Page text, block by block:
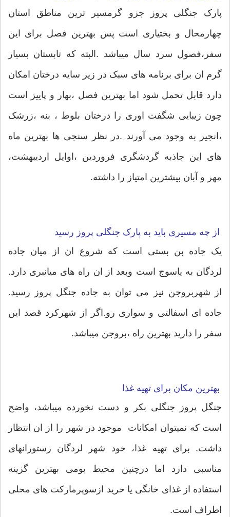
پارک جنگلی پروز جزو گرمسیر ترین مناطق استان
چهارمحال و بختیاری است پس بهترین فصل برای این
سفر،فصول سرد سال میباشد .البته که تابستان بسیار
گرم ان برای برنامه های سبک در زیر سایه درختان امکان
دارد قابل تحمل شود اما بهترین فصل ،بهار و پاییز است
چون زیبایی شگفت اوری را درختان بلوط ، بنه ،زرشک
،انجیر به وجود می آورند .در نظر سنجی ها بهترین ماه
های این جاذبه گردشگری فروردین ،اوایل اردیبهشت،
مهر و آبان بیشترین امتیاز را داشته.
از چه مسیری باید به پارک جنگلی پروز رسید
یک جاده بن بستی است که شروع ان از میان جاده
لردگان به یاسوج است وبعد از ان راه های میانبری دارد.
از شهربروجن نیز می توان به جاده جنگل پروز رسید.
جاده ای اسفالتی و سواری رو.اگر از شهرکرد قصد این
سفر را دارید بهترین راه ،بروجن میباشد.
بهترین مکان برای تهیه غذا
جنگل پروز جنگلی بکر و دست نخورده میباشد، واضح
است که نمیتوان امکانات موجود در شهر را از ان انتظار
داشت. برای تهیه غذا، خود شهر لردگان رستورانهای
مناسبی دارد اما درچنین محیط بومی بهترین گزینه
استفاده از غذای خانگی یا خرید ازسوپرمارکت های محلی
اطراف است.